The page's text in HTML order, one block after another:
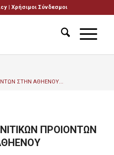
| Χρήσιμοι Σύνδεσμοι
ΣΤΗΝ ΑΘΗΕΝΟΥ...
ΠΡΟΙΟΝΤΩΝ